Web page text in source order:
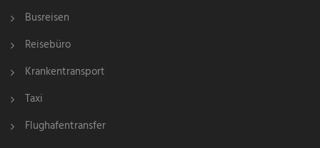
Busreisen
Reisebüro
Krankentransport
Taxi
Flughafentransfer